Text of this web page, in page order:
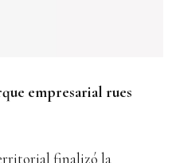
empresarial rues
finalizó la